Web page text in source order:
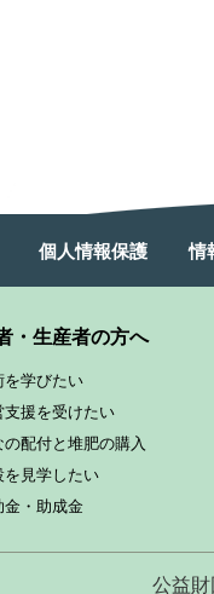
個人情報保護 情
・生産者の方へ
を学びたい
支援を受けたい
の配付と堆肥の購入
を見学したい
金・助成金
公益財